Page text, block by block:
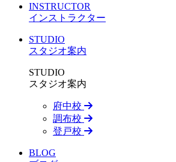
INSTRUCTOR
インストラクター
STUDIO
スタジオ案内
STUDIO
スタジオ案内
府中校
調布校
登戸校
BLOG